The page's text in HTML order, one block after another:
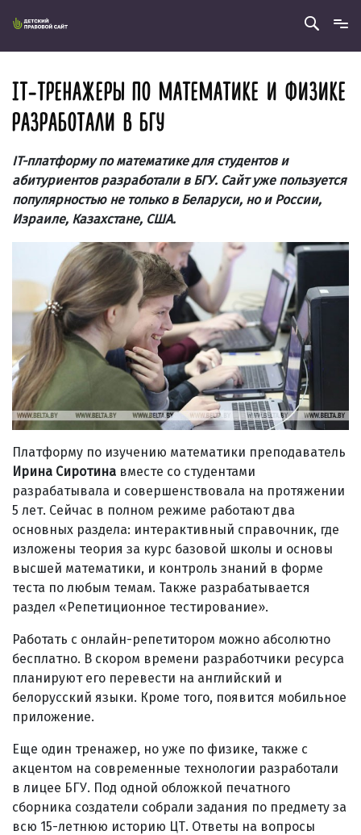
IT-ТРЕНАЖЕРЫ ПО МАТЕМАТИКЕ И ФИЗИКЕ
РАЗРАБОТАЛИ В БГУ
IT-платформу по математике для студентов и
абитуриентов разработали в БГУ. Сайт уже пользуется
популярностью не только в Беларуси, но и России,
Израиле, Казахстане, США.
Платформу по изучению математики преподаватель
Ирина Сиротина вместе со студентами
разрабатывала и совершенствовала на протяжении
5 лет. Сейчас в полном режиме работают два
основных раздела: интерактивный справочник, где
изложены теория за курс базовой школы и основы
высшей математики, и контроль знаний в форме
теста по любым темам. Также разрабатывается
раздел «Репетиционное тестирование».
Работать с онлайн-репетитором можно абсолютно
бесплатно. В скором времени разработчики ресурса
планируют его перевести на английский и
белорусский языки. Кроме того, появится мобильное
приложение.
Еще один тренажер, но уже по физике, также с
акцентом на современные технологии разработали
в лицее БГУ. Под одной обложкой печатного
сборника создатели собрали задания по предмету за
всю 15-летнюю историю ЦТ. Ответы на вопросы